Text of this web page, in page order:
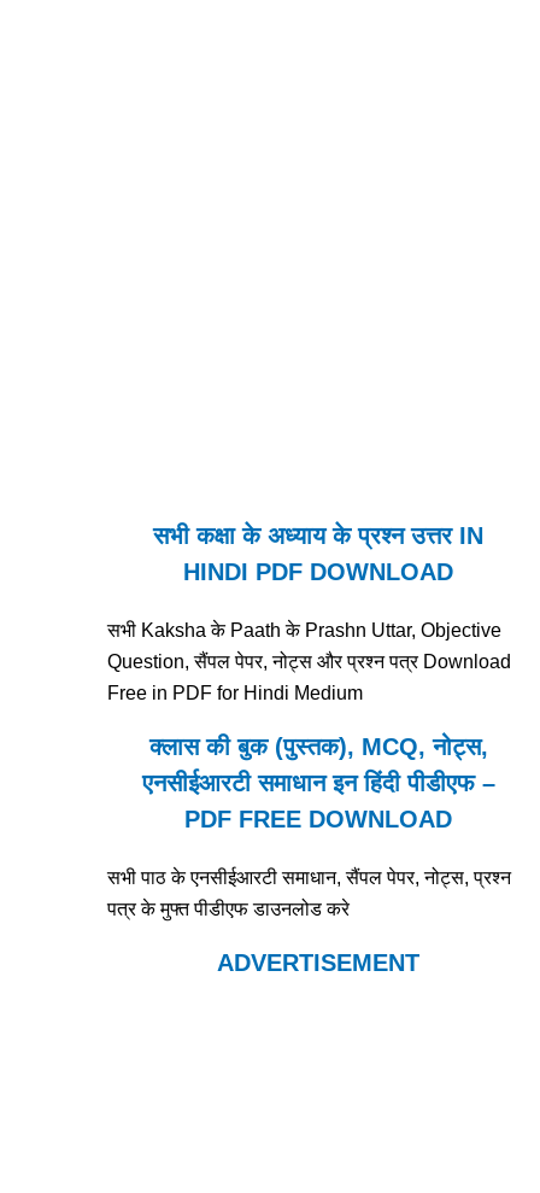
सभी कक्षा के अध्याय के प्रश्न उत्तर IN
HINDI PDF DOWNLOAD
सभी Kaksha के Paath के Prashn Uttar, Objective
Question, सैंपल पेपर, नोट्स और प्रश्न पत्र Download
Free in PDF for Hindi Medium
क्लास की बुक (पुस्तक), MCQ, नोट्स,
एनसीईआरटी समाधान इन हिंदी पीडीएफ –
PDF FREE DOWNLOAD
सभी पाठ के एनसीईआरटी समाधान, सैंपल पेपर, नोट्स, प्रश्न
पत्र के मुफ्त पीडीएफ डाउनलोड करे
ADVERTISEMENT